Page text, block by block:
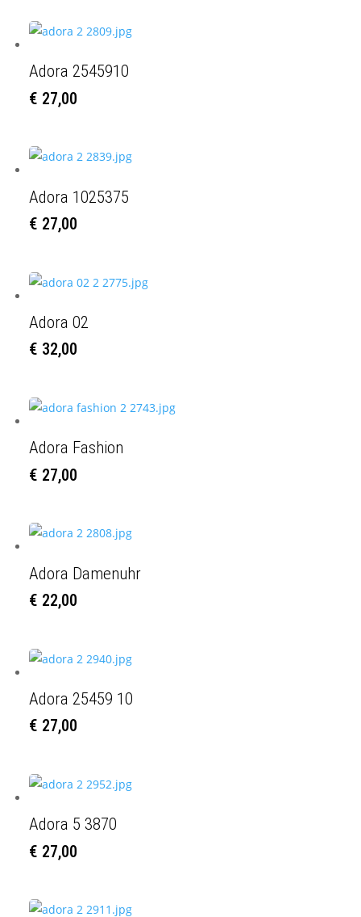
Adora 2545910
€ 27,00
Adora 1025375
€ 27,00
Adora 02
€ 32,00
Adora Fashion
€ 27,00
Adora Damenuhr
€ 22,00
Adora 25459 10
€ 27,00
Adora 5 3870
€ 27,00